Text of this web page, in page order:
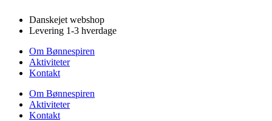
indhold
Danskejet webshop
Levering 1-3 hverdage
Om Bønnespiren
Aktiviteter
Kontakt
Om Bønnespiren
Aktiviteter
Kontakt